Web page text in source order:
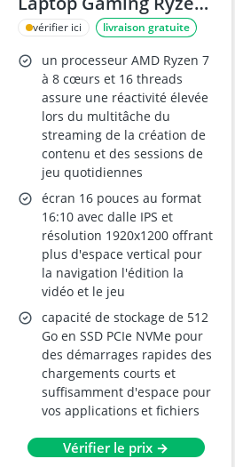
7 H255, 8C/12T, DDR5,
24 Go RAM, 512 Go
NVMe SSD, 16 pouces,
Clavier rétroéclairé,
WiFi 6, BT 5.2, HDMI,
USB-C
vérifier ici livraison gratuite
un processeur AMD Ryzen 7
à 8 cœurs et 16 threads
assure une réactivité élevée
lors du multitâche du
streaming de la création de
contenu et des sessions de
jeu quotidiennes
écran 16 pouces au format
16:10 avec dalle IPS et
résolution 1920x1200 offrant
plus d'espace vertical pour
la navigation l'édition la
vidéo et le jeu
capacité de stockage de 512
Go en SSD PCIe NVMe pour
des démarrages rapides des
chargements courts et
suffisamment d'espace pour
vos applications et fichiers
Vérifier le prix →